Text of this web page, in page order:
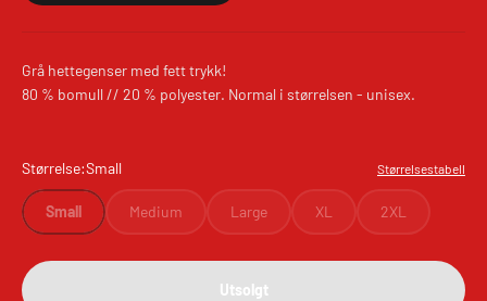
Grå hettegenser med fett trykk!
80 % bomull // 20 % polyester. Normal i størrelsen - unisex.
Størrelse:Small Størrelsestabell
Small Medium Large XL 2XL
Utsolgt